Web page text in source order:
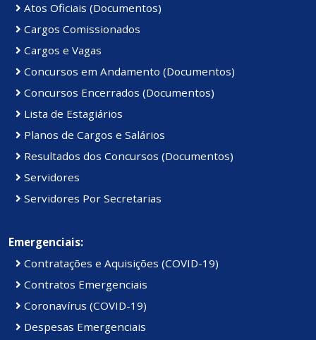
Atos Oficiais (Documentos)
Cargos Comissionados
Cargos e Vagas
Concursos em Andamento (Documentos)
Concursos Encerrados (Documentos)
Lista de Estagiários
Planos de Cargos e Salários
Resultados dos Concursos (Documentos)
Servidores
Servidores Por Secretarias
Emergenciais:
Contratações e Aquisições (COVID-19)
Contratos Emergenciais
Coronavírus (COVID-19)
Despesas Emergenciais